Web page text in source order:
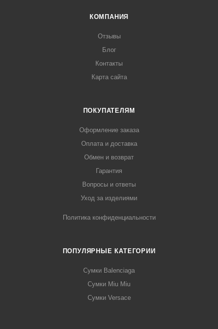
КОМПАНИЯ
Отзывы
Блог
Контакты
Карта сайта
ПОКУПАТЕЛЯМ
Оформление заказа
Оплата и доставка
Обмен и возврат
Гарантия
Вопросы и ответы
Уход за изделиями
Политика конфиденциальности
ПОПУЛЯРНЫЕ КАТЕГОРИИ
Сумки Balenciaga
Сумки Miu Miu
Сумки Versace